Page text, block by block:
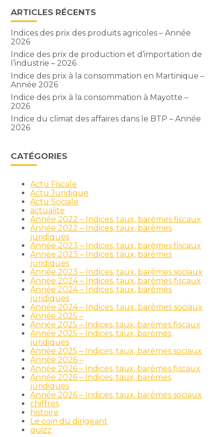
ARTICLES RÉCENTS
Indices des prix des produits agricoles – Année
2026
Indice des prix de production et d’importation de
l’industrie – 2026
Indice des prix à la consommation en Martinique –
Année 2026
Indice des prix à la consommation à Mayotte –
2026
Indice du climat des affaires dans le BTP – Année
2026
CATÉGORIES
Actu Fiscale
Actu Juridique
Actu Sociale
actualite
Année 2022 – Indices, taux, barèmes fiscaux
Année 2022 – Indices, taux, barèmes
juridiques
Année 2023 – Indices, taux, barèmes fiscaux
Année 2023 – Indices, taux, barèmes
juridiques
Année 2023 – Indices, taux, barèmes sociaux
Année 2024 – Indices, taux, barèmes fiscaux
Année 2024 – Indices, taux, barèmes
juridiques
Année 2024 – Indices, taux, barèmes sociaux
Année 2025 –
Année 2025 – Indices, taux, barèmes fiscaux
Année 2025 – Indices, taux, barèmes
juridiques
Année 2025 – Indices, taux, barèmes sociaux
Année 2026 –
Année 2026 – Indices, taux, barèmes fiscaux
Année 2026 – Indices, taux, barèmes
juridiques
Année 2026 – Indices, taux, barèmes sociaux
chiffres
histoire
Le coin du dirigeant
quizz